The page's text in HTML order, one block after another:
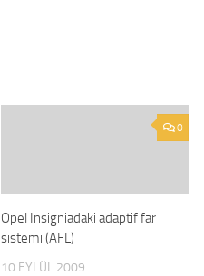
0
Opel Insigniadaki adaptif far
sistemi (AFL)
10 EYLÜL 2009